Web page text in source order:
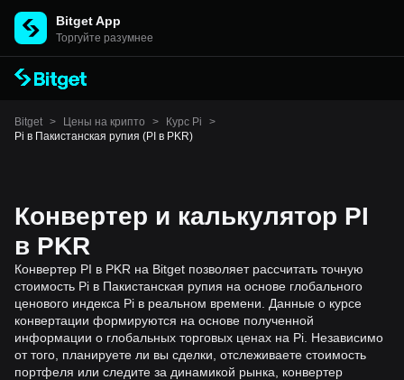
Bitget App
Торгуйте разумнее
Bitget > Цены на крипто > Курс Pi
>
Pi в Пакистанская рупия (PI в PKR)
Конвертер и калькулятор PI
в PKR
Конвертер PI в PKR на Bitget позволяет рассчитать точную
стоимость Pi в Пакистанская рупия на основе глобального
ценового индекса Pi в реальном времени. Данные о курсе
конвертации формируются на основе полученной
информации о глобальных торговых ценах на Pi. Независимо
от того, планируете ли вы сделки, отслеживаете стоимость
портфеля или следите за динамикой рынка, конвертер